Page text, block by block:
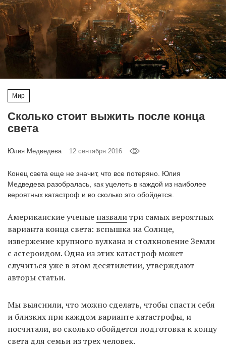
Мир
Сколько стоит выжить после конца
света
Юлия Медведева 12 сентября 2016
Конец света еще не значит, что все потеряно. Юлия
Медведева разобралась, как уцелеть в каждой из наиболее
вероятных катастроф и во сколько это обойдется.
Американские ученые назвалитри самых вероятных
варианта конца света: вспышка на Солнце,
извержение крупного вулкана и столкновение Земли
с астероидом. Одна из этих катастроф может
случиться уже в этом десятилетии, утверждают
авторы статьи.
Мы выяснили, что можно сделать, чтобы спасти себя
и близких при каждом варианте катастрофы, и
посчитали, во сколько обойдется подготовка к концу
света для семьи из трех человек.